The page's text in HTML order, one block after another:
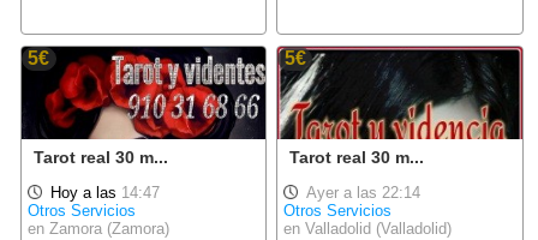
5€
Tarot real 30 m...
Hoy a las 14:47
Otros Servicios
en Zamora (Zamora)
5€
Tarot real 30 m...
Ayer a las 22:14
Otros Servicios
en Valladolid (Valladolid)